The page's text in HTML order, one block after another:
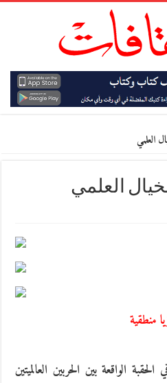
العلمي
العلمي
منطقية
الواقعة بين الحربين العالميتين